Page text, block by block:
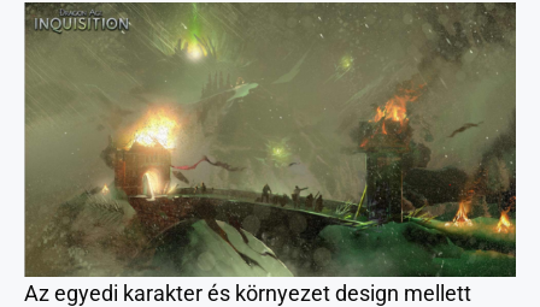
Az egyedi karakter és környezet design mellett